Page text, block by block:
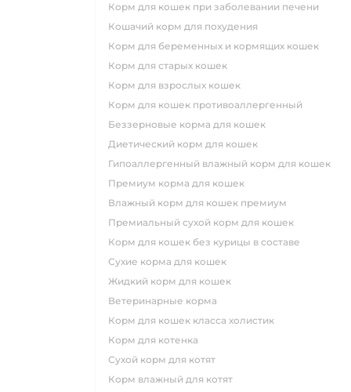
корм для кошек при заболевании печени
кошачий корм для похудения
корм для беременных и кормящих кошек
корм для старых кошек
корм для взрослых кошек
корм для кошек противоаллергенный
беззерновые корма для кошек
диетический корм для кошек
гипоаллергенный влажный корм для кошек
премиум корма для кошек
влажный корм для кошек премиум
премиальный сухой корм для кошек
корм для кошек без курицы в составе
сухие корма для кошек
жидкий корм для кошек
ветеринарные корма
корм для кошек класса холистик
корм для котенка
сухой корм для котят
корм влажный для котят